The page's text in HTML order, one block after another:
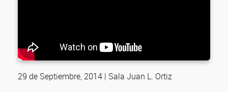
29 de Septiembre, 2014 | Sala Juan L. Ortiz